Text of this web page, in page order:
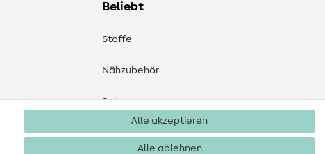
Beliebt
Stoffe
Nähzubehör
Sale
Schnittmuster
Alle akzeptieren
Alle ablehnen